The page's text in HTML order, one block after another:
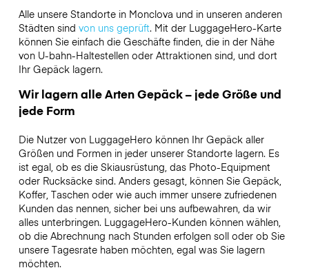
Alle unsere Standorte in Monclova und in unseren anderen
Städten sind von uns geprüft. Mit der LuggageHero-Karte
können Sie einfach die Geschäfte finden, die in der Nähe
von U-bahn-Haltestellen oder Attraktionen sind, und dort
Ihr Gepäck lagern.
Wir lagern alle Arten Gepäck – jede Größe und
jede Form
Die Nutzer von LuggageHero können Ihr Gepäck aller
Größen und Formen in jeder unserer Standorte lagern. Es
ist egal, ob es die Skiausrüstung, das Photo-Equipment
oder Rucksäcke sind. Anders gesagt, können Sie Gepäck,
Koffer, Taschen oder wie auch immer unsere zufriedenen
Kunden das nennen, sicher bei uns aufbewahren, da wir
alles unterbringen. LuggageHero-Kunden können wählen,
ob die Abrechnung nach Stunden erfolgen soll oder ob Sie
unsere Tagesrate haben möchten, egal was Sie lagern
möchten.